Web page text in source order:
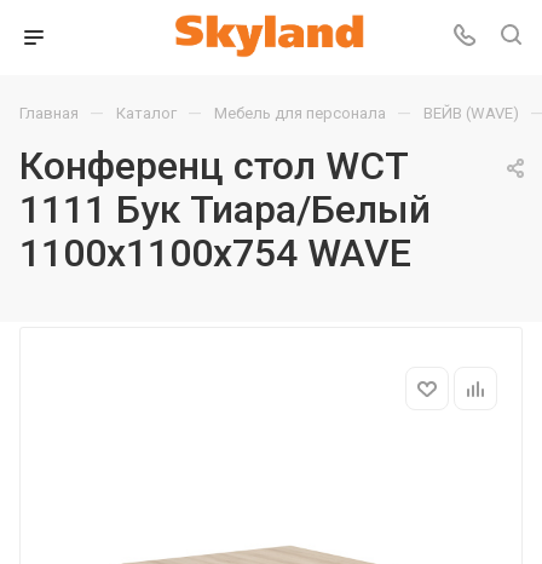
Главная — Каталог — Мебель для персонала — ВЕЙВ (WAVE)
Конференц стол WCT
1111 Бук Тиара/Белый
1100х1100х754 WAVE